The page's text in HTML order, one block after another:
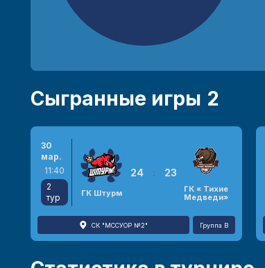
Сыгранные игры 2
30
мар.
11:40
2
тур
ГК Штурм
24 : 23
ГК « Тихие
Медведи»
СК "МССУОР №2" Группа B